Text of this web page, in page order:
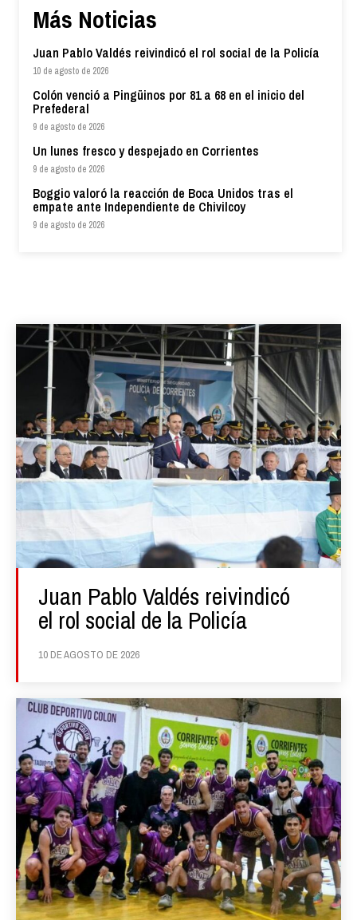
Más Noticias
Juan Pablo Valdés reivindicó el rol social de la Policía
10 de agosto de 2026
Colón venció a Pingüinos por 81 a 68 en el inicio del
Prefederal
9 de agosto de 2026
Un lunes fresco y despejado en Corrientes
9 de agosto de 2026
Boggio valoró la reacción de Boca Unidos tras el
empate ante Independiente de Chivilcoy
9 de agosto de 2026
Juan Pablo Valdés reivindicó
el rol social de la Policía
10 DE AGOSTO DE 2026